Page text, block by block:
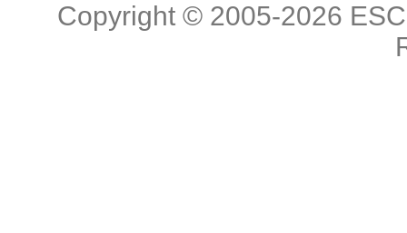
Copyright © 2005-2026